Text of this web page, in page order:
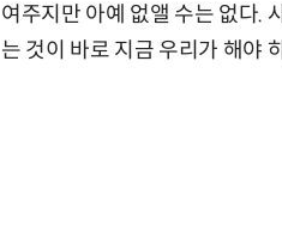
여주지만 아예 없앨 수는 없다.
는 것이 바로 지금 우리가 해야